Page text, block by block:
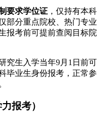
要求学位证 ，仅持有本科
部分重点院校、热门专业
报考前可提前查阅目标院
究生入学当年9月1日前可
毕业生身份报考，正常参
报考）